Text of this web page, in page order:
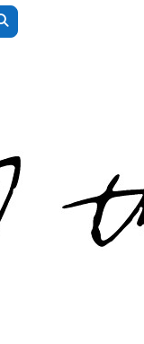
Buscar cursos